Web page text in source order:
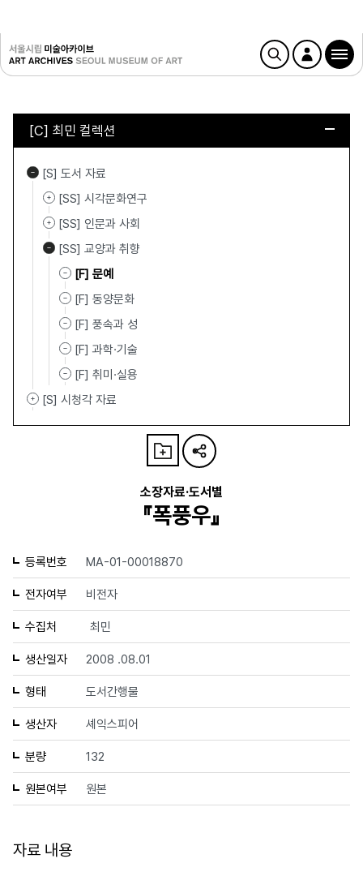
[C] 최민 컬렉션
[S] 도서 자료
[SS] 시각문화연구
[SS] 인문과 사회
[SS] 교양과 취향
[F] 문예
[F] 동양문화
[F] 풍속과 성
[F] 과학·기술
[F] 취미·실용
[S] 시청각 자료
소장자료·도서별
『폭풍우』
등록번호 MA-01-00018870
전자여부 비전자
수집처 최민
생산일자 2008 .08.01
형태 도서간행물
생산자 셰익스피어
분량 132
원본여부 원본
자료 내용